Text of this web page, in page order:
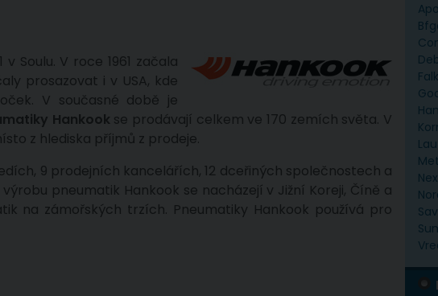
Soulu. V roce 1961 začala
prosazovat i v USA, kde
V současné době je
Hankook se prodávají celkem ve 170 zemích světa. V
z hlediska příjmů z prodeje.
9 prodejních kancelářích, 12 dceřiných společnostech a
pneumatik Hankook se nacházejí v Jižní Koreji, Číně a
na zámořských trzích. Pneumatiky Hankook používá pro